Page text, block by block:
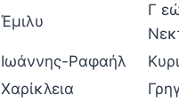
Έμιλυ
Γ
Ιωάννης-Ραφαήλ
Χαρίκλεια